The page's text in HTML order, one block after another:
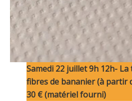
Samedi 22 juillet 9h 12h-
fibres de bananier (à partir
30 € (matériel fourni)